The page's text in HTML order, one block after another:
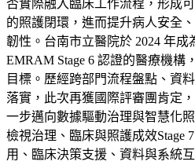
否實際融入臨床工作流程，形成
的照護閉環，進而提升病人安全
韌性。台南市立醫院於 2024 年成
EMRAM Stage 6 認證的醫療機構
目標。歷經跨部門流程盤點、資
落實，此次再獲國際評審團肯定
一步邁向數據驅動治理與智慧化
檢視治理、臨床與照護成效Stage
用、臨床決策支援、資料與系統